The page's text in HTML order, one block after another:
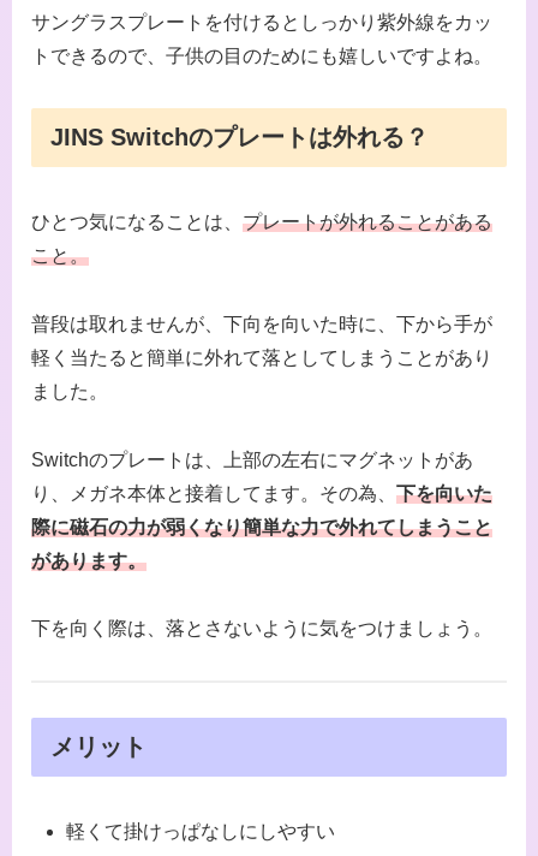
サングラスプレートを付けるとしっかり紫外線をカッ
トできるので、子供の目のためにも嬉しいですよね。
JINS Switchのプレートは外れる？
ひとつ気になることは、 プレートが外れることがある
こと。
普段は取れませんが、下向を向いた時に、下から手が
軽く当たると簡単に外れて落としてしまうことがあり
ました。
Switchのプレートは、上部の左右にマグネットがあ
り、メガネ本体と接着してます。その為、 下を向いた
際に磁石の力が弱くなり簡単な力で外れてしまうこと
があります。
下を向く際は、落とさないように気をつけましょう。
メリット
軽くて掛けっぱなしにしやすい